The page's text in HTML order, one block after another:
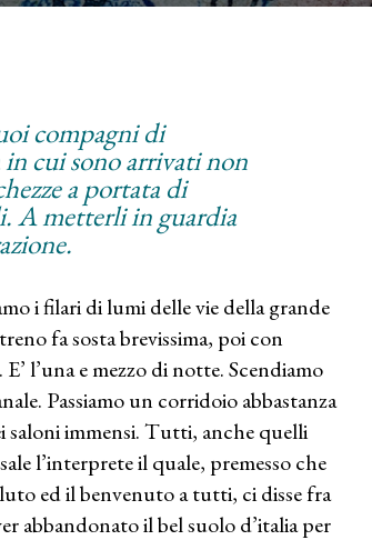
compagni di
in cui sono arrivati non
a portata di
A metterli in guardia
i filari di lumi delle vie della grande
fa sosta brevissima, poi con
l’una e mezzo di notte. Scendiamo
Passiamo un corridoio abbastanza
saloni immensi. Tutti, anche quelli
l’interprete il quale, premesso che
ed il benvenuto a tutti, ci disse fra
abbandonato il bel suolo d’italia per